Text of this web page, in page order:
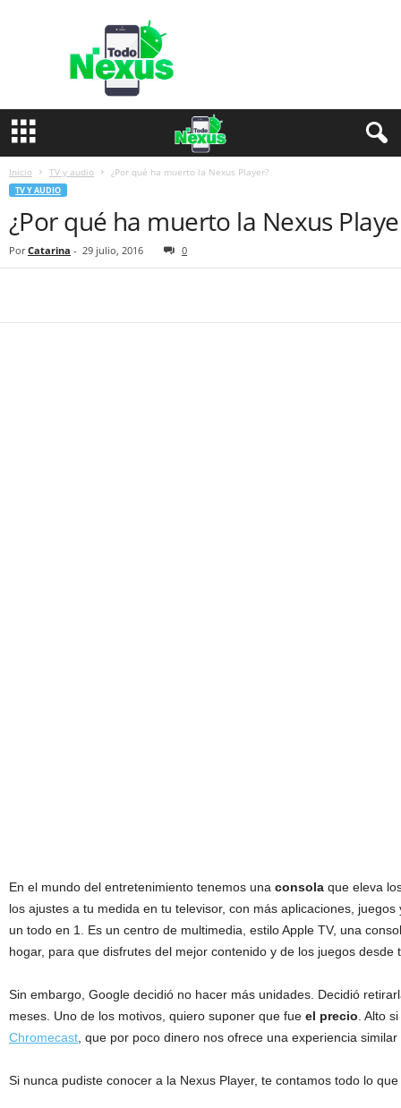
e
Inicio TV y audio ¿Por qué ha muerto la Nexus Player?
TV Y AUDIO
¿Por qué ha muerto la Nexus
Por Catarina - 29 julio, 2016 0
En el mundo del entretenimiento tenemos una consola que eleva
los ajustes a tu medida en tu televisor, con más aplicaciones,
un todo en 1. Es un centro de multimedia, estilo Apple TV, una
hogar, para que disfrutes del mejor contenido y de los juegos desde
Sin embargo, Google decidió no hacer más unidades. Decidió
meses. Uno de los motivos, quiero suponer que fue el precio . Alto
Chromecast , que por poco dinero nos ofrece una experiencia
Si nunca pudiste conocer a la Nexus Player, te contamos todo lo